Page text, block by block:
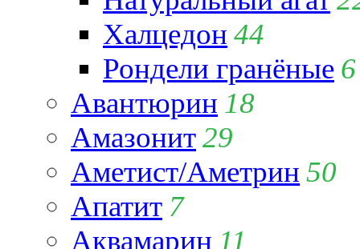
Халцедон 44
Рондели гранёные 6
Авантюрин 18
Амазонит29
Аметист/Аметрин 50
Апатит 7
Аквамарин 11